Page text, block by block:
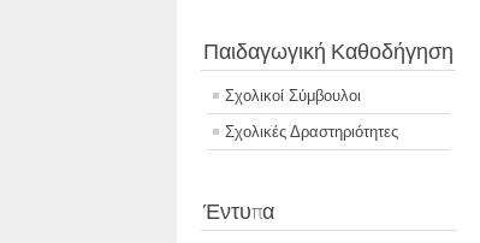
Παιδαγωγική Καθοδήγηση
Σχολικοί Σύμβουλοι
Σχολικές Δραστηριότητες
Έντυπα